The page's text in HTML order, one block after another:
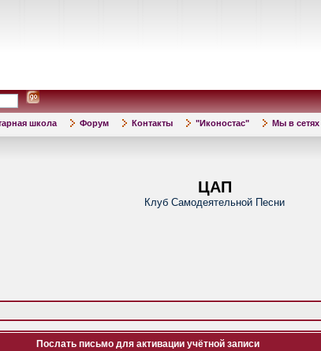
школа Форум Контакты "Иконостас" Мы в сетях
ЦАП
Клуб Самодеятельной Песни
Послать письмо для активации учётной записи